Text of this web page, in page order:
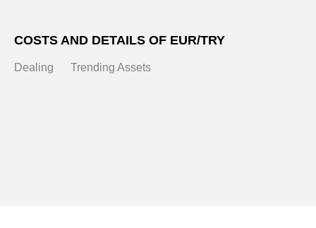
COSTS AND DETAILS OF EUR/TRY
Dealing Trending Assets